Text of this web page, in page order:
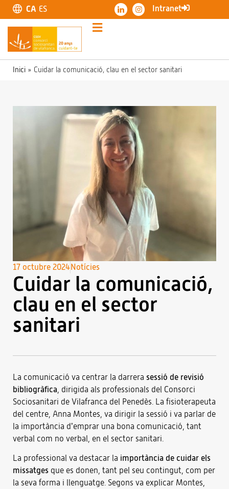
CA ES Intranet
Inici » Cuidar la comunicació, clau en el sector sanitari
17 octubre 2024Notícies
Cuidar la comunicació,
clau en el sector
sanitari
La comunicació va centrar la darrera sessió de revisió
bibliogràfica , dirigida als professionals del Consorci
Sociosanitari de Vilafranca del Penedès. La fisioterapeuta
del centre, Anna Montes, va dirigir la sessió i va parlar de
la importància d’emprar una bona comunicació, tant
verbal com no verbal, en el sector sanitari.
La professional va destacar la importància de cuidar els
missatges que es donen, tant pel seu contingut, com per
la seva forma i llenguatge. Segons va explicar Montes,